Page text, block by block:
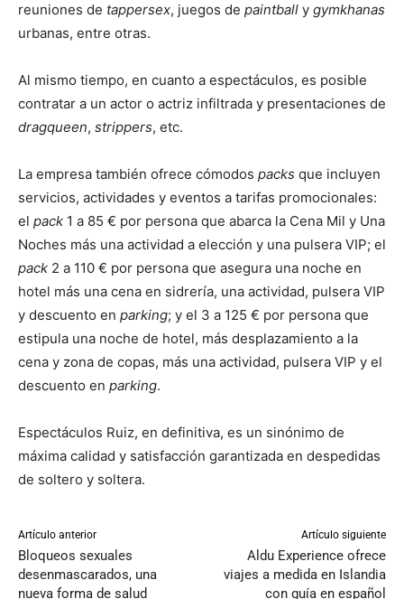
reuniones de tappersex, juegos de paintball y gymkhanas
urbanas, entre otras.
Al mismo tiempo, en cuanto a espectáculos, es posible
contratar a un actor o actriz infiltrada y presentaciones de
dragqueen, strippers, etc.
La empresa también ofrece cómodos packs que incluyen
servicios, actividades y eventos a tarifas promocionales:
el pack 1 a 85 € por persona que abarca la Cena Mil y Una
Noches más una actividad a elección y una pulsera VIP; el
pack 2 a 110 € por persona que asegura una noche en
hotel más una cena en sidrería, una actividad, pulsera VIP
y descuento en parking; y el 3 a 125 € por persona que
estipula una noche de hotel, más desplazamiento a la
cena y zona de copas, más una actividad, pulsera VIP y el
descuento en parking.
Espectáculos Ruiz, en definitiva, es un sinónimo de
máxima calidad y satisfacción garantizada en despedidas
de soltero y soltera.
Artículo anterior
Bloqueos sexuales
desenmascarados, una
nueva forma de salud
Artículo siguiente
Aldu Experience ofrece
viajes a medida en Islandia
con guía en español